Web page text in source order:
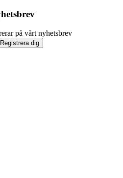
på vårt nyhetsbrev
Registrera dig